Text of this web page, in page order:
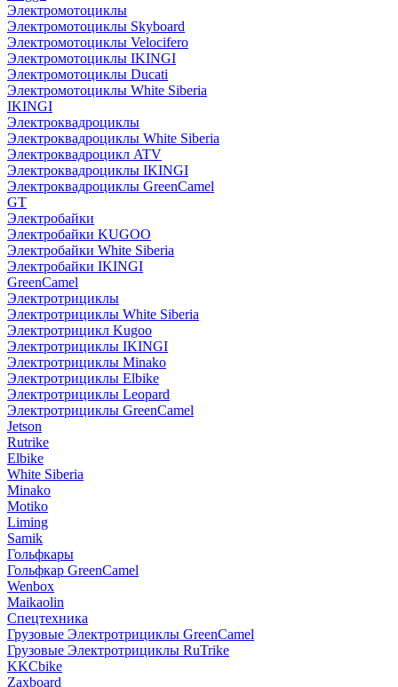
Электромотоциклы
Электромотоциклы Skyboard
Электромотоциклы Velocifero
Электромотоциклы IKINGI
Электромотоциклы Ducati
Электромотоциклы White Siberia
IKINGI
Электроквадроциклы
Электроквадроциклы White Siberia
Электроквадроцикл ATV
Электроквадроциклы IKINGI
Электроквадроциклы GreenCamel
GT
Электробайки
Электробайки KUGOO
Электробайки White Siberia
Электробайки IKINGI
GreenCamel
Электротрициклы
Электротрициклы White Siberia
Электротрицикл Kugoo
Электротрициклы IKINGI
Электротрициклы Minako
Электротрициклы Elbike
Электротрициклы Leopard
Электротрициклы GreenCamel
Jetson
Rutrike
Elbike
White Siberia
Minako
Motiko
Liming
Samik
Гольфкары
Гольфкар GreenCamel
Wenbox
Maikaolin
Спецтехника
Грузовые Электротрициклы GreenCamel
Грузовые Электротрициклы RuTrike
KKCbike
Zaxboard